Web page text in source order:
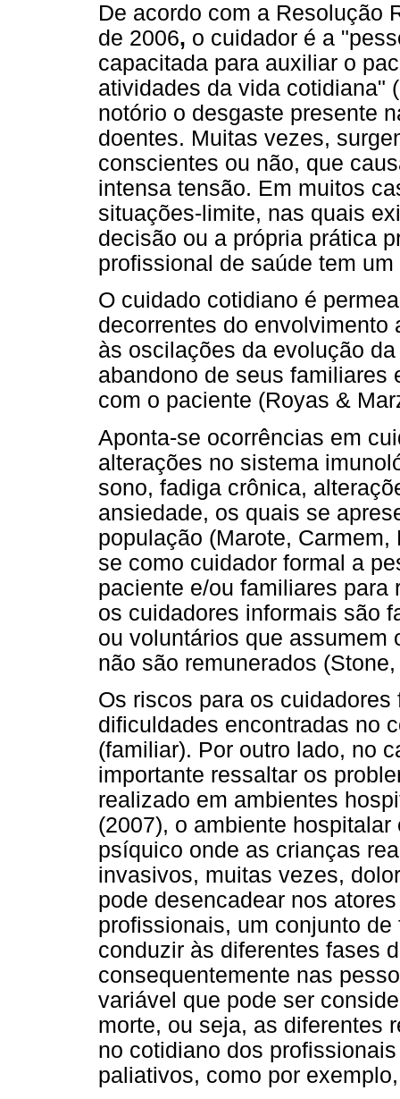
De acordo com a Resolução
de 2006, o cuidador é a
capacitada para auxiliar o
atividades da vida cotidiana"
notório o desgaste presente
doentes. Muitas vezes,
conscientes ou não, que
intensa tensão. Em muitos
situações-limite, nas quais
decisão ou a própria prática
profissional de saúde tem
O cuidado cotidiano é
decorrentes do
às oscilações da evolução
abandono de seus familiares
com o paciente (Royas &
Aponta-se ocorrências em
alterações no sistema
sono, fadiga crônica,
ansiedade, os quais se
população (Marote,
se como cuidador formal a
paciente e/ou familiares para
os cuidadores informais são
ou voluntários que assumem
não são remunerados
Os riscos para os
dificuldades encontradas no
(familiar). Por outro lado, no
importante ressaltar os
realizado em ambientes
(2007), o ambiente
psíquico onde as crianças
invasivos, muitas vezes,
pode desencadear nos
profissionais, um conjunto
conduzir às diferentes fases
consequentemente nas
variável que pode ser
morte, ou seja, as diferentes
no cotidiano dos
paliativos, como por